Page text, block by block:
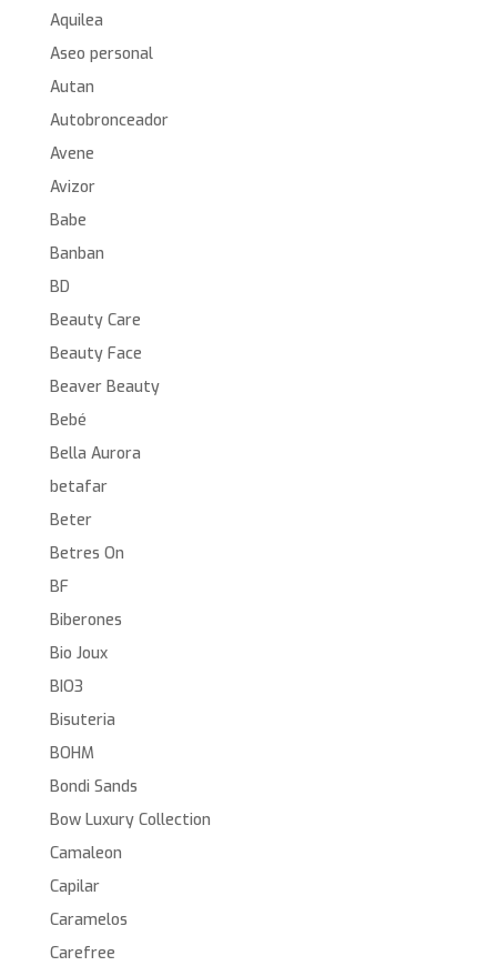
Aquilea
Aseo personal
Autan
Autobronceador
Avene
Avizor
Babe
Banban
BD
Beauty Care
Beauty Face
Beaver Beauty
Bebé
Bella Aurora
betafar
Beter
Betres On
BF
Biberones
Bio Joux
BIO3
Bisuteria
BOHM
Bondi Sands
Bow Luxury Collection
Camaleon
Capilar
Caramelos
Carefree